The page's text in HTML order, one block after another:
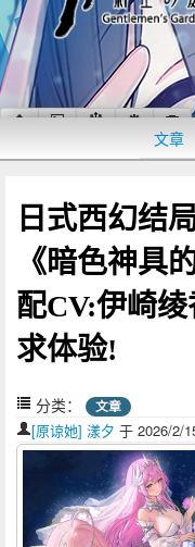
文章
日式西幻结
《暗色神具
配CV:伊崎
求体验!
分类： 文章
[原谅她] 漾夕 于 2026/2/